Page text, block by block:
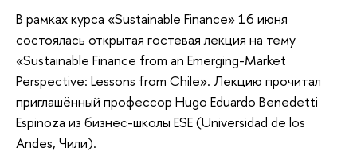
В рамках курса «Sustainable Finance» 16 июня
состоялась открытая гостевая лекция на тему
«Sustainable Finance from an Emerging-Market
Perspective: Lessons from Chile». Лекцию прочитал
приглашённый профессор Hugo Eduardo Benedetti
Espinoza из бизнес-школы ESE (Universidad de los
Andes, Чили).